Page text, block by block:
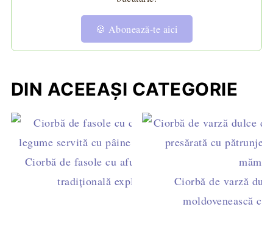
🍪 Abonează-te aici
DIN ACEEAȘI CATEGORIE
Ciorbă de fasole cu afumătură și borș – rețeta
tradițională explicată pas cu pasCiorbă de varză
moldovenească